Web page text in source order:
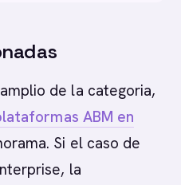
de la categoria,
ABM en
Si el caso de
la